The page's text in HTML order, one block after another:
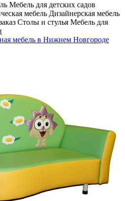
Мебель для детских садов
мебель Дизайнерская мебель
Столы и стулья Мебель для
мебель в Нижнем Новгороде